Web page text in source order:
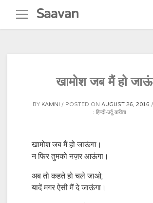
content
Saavan
खामोश जब मैं हो
BY KAMNI POSTED ON AUGUST 26, 2016
: हिन्दी-उर्दू कविता
खामोश जब मैं हो जाऊंगा।
न फिर तुमको नज़र आऊंगा।
अब तो कहते हो चले जाओ;
यादें मगर ऐसी मैं दे जाऊंगा।